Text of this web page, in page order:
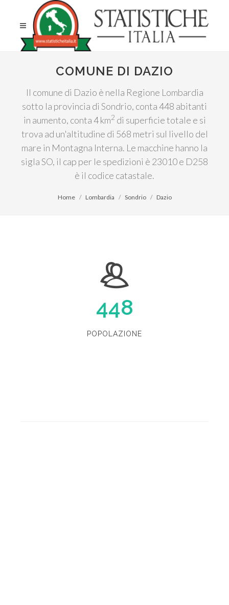
COMUNE DI DAZIO
Il comune di Dazio è nella Regione Lombardia
sotto la provincia di Sondrio, conta 448 abitanti
in aumento, conta 4 km2 di superficie totale e si
trova ad un'altitudine di 568 metri sul livello del
mare in Montagna Interna. Le macchine hanno la
sigla SO, il cap per le spedizioni è 23010 e D258
è il codice catastale.
Home Lombardia Sondrio Dazio
448
POPOLAZIONE